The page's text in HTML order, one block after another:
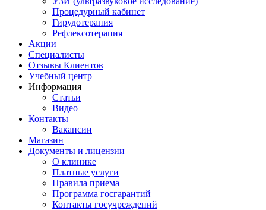
Процедурный кабинет
Гирудотерапия
Рефлексотерапия
Акции
Специалисты
Отзывы Клиентов
Учебный центр
Информация
Статьи
Видео
Контакты
Вакансии
Магазин
Документы и лицензии
О клинике
Платные услуги
Правила приема
Программа госгарантий
Контакты госучреждений